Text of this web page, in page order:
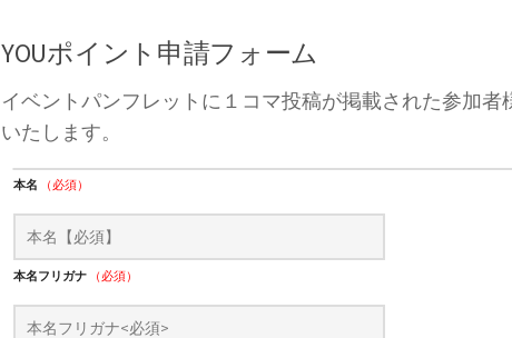
YOUポイント申請フォーム
イベントパンフレットに１コマ投稿が掲載された参加
いたします。
本名 （必須）
本名フリガナ （必須）